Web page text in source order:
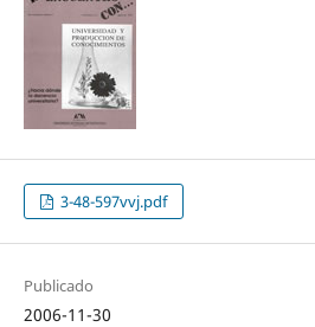
3-48-597vvj.pdf
Publicado
2006-11-30